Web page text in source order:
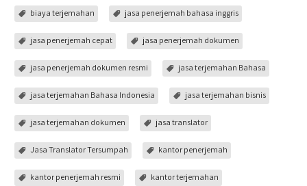
biaya terjemahan jasa penerjemah bahasa inggris
jasa penerjemah cepat jasa penerjemah dokumen
jasa penerjemah dokumen resmi jasa terjemahan Bahasa
jasa terjemahan Bahasa Indonesia jasa terjemahan bisnis
jasa terjemahan dokumen jasa translator
Jasa Translator Tersumpah kantor penerjemah
kantor penerjemah resmi kantor terjemahan